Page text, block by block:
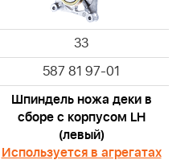
33
587 81 97-01
Шпиндель ножа деки в
сборе с корпусом LH
(левый)
Используется в агрегатах